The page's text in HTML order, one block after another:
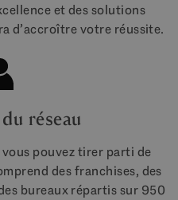
et des solutions
d’accroître votre réussite.
réseau
vous pouvez tirer parti de
des franchises, des
bureaux répartis sur 950